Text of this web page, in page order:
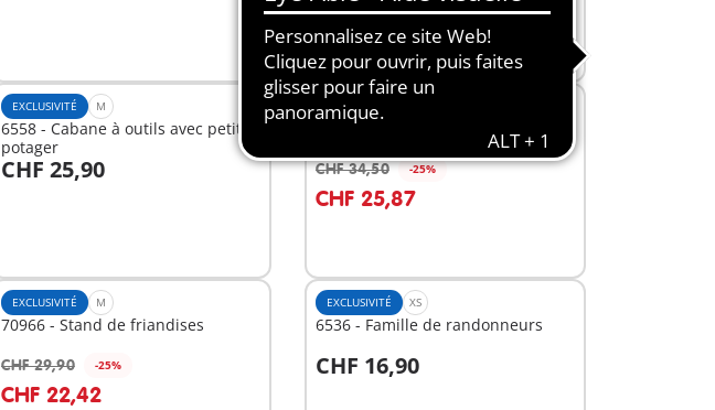
EXCLUSIVITÉ M
6558 - Cabane à outils avec petit
potager
CHF 25,90
Au panier
EXCLUSIVITÉ
70965 - Orchestre musical
CHF 34,50 -25%
CHF 25,87
EXCLUSIVITÉ M
70966 - Stand de friandises
CHF 29,90 -25%
CHF 22,42
EXCLUSIVITÉ XS
6536 - Famille de randonneurs
CHF 16,90
Au panier